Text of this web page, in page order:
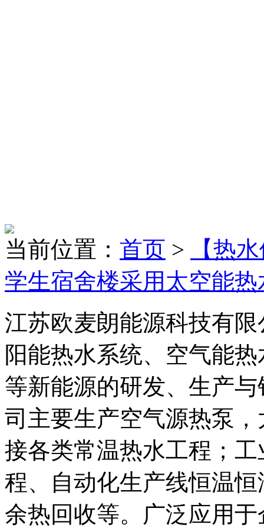
当前位置： 首页 >
【热
学生宿舍楼采用太空能
江苏欧麦朗能源科技有
阳能热水系统、空气能
等新能源的研发、生产
司主要生产空气源热泵
接各类常温热水工程；
程、自动化生产线恒温
余热回收等。广泛应用